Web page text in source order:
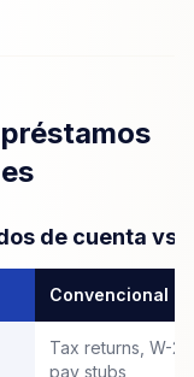
de cuenta vs
Convencional
Tax returns, W-2s,
pay stubs